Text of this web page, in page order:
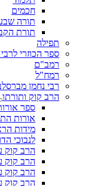
חכמים
תורה
תורת
תפילה
ספר הכוזרי
רמב"ם
רמח"ל
רבי נחמן
הרב קוק ותורתו
ספר
אורות
מידות
לנבוכי
הרב קוק
הרב קוק
הרב קוק
הרב קוק